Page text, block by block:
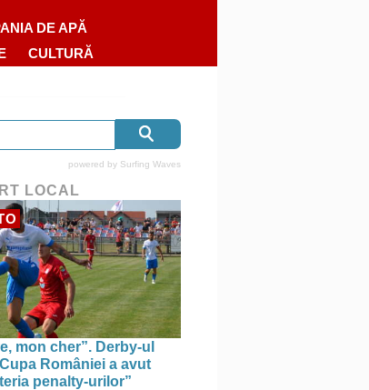
DE APĂ
CULTURĂ
powered by Surfing Waves
LOCAL
mon cher”. Derby-ul
României a avut
penalty-urilor”